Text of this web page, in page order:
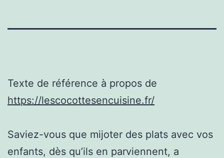
Texte de référence à propos de
https://lescocottesencuisine.fr/
Saviez-vous que mijoter des plats avec vos
enfants, dès qu’ils en parviennent, a